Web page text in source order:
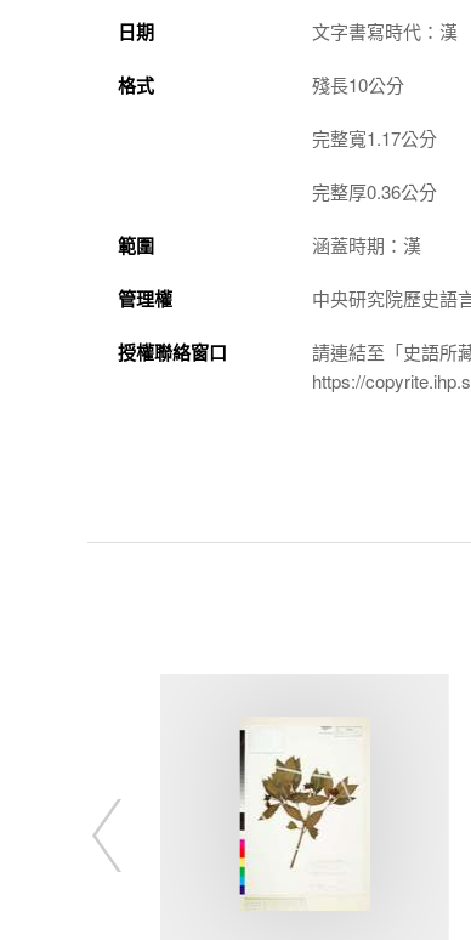
日期 文字書寫時代：漢
格式 殘長10公分
完整寬1.17公分
完整厚0.36公分
範圍 涵蓋時期：漢
管理權 中央研究院歷史語
授權聯絡窗口
請連結至「史語所
https://